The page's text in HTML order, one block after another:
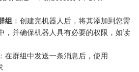
组 ：创建完机器人后，将其添加到您需
，并确保机器人具有必要的权限，如读
：在群组中发送一条消息后，使用